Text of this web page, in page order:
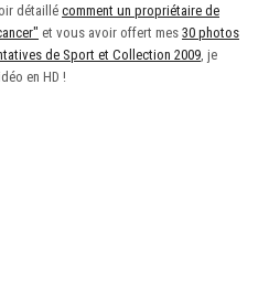
détaillé comment un propriétaire de
et vous avoir offert mes 30 photos
de Sport et Collection 2009 , je
en HD !